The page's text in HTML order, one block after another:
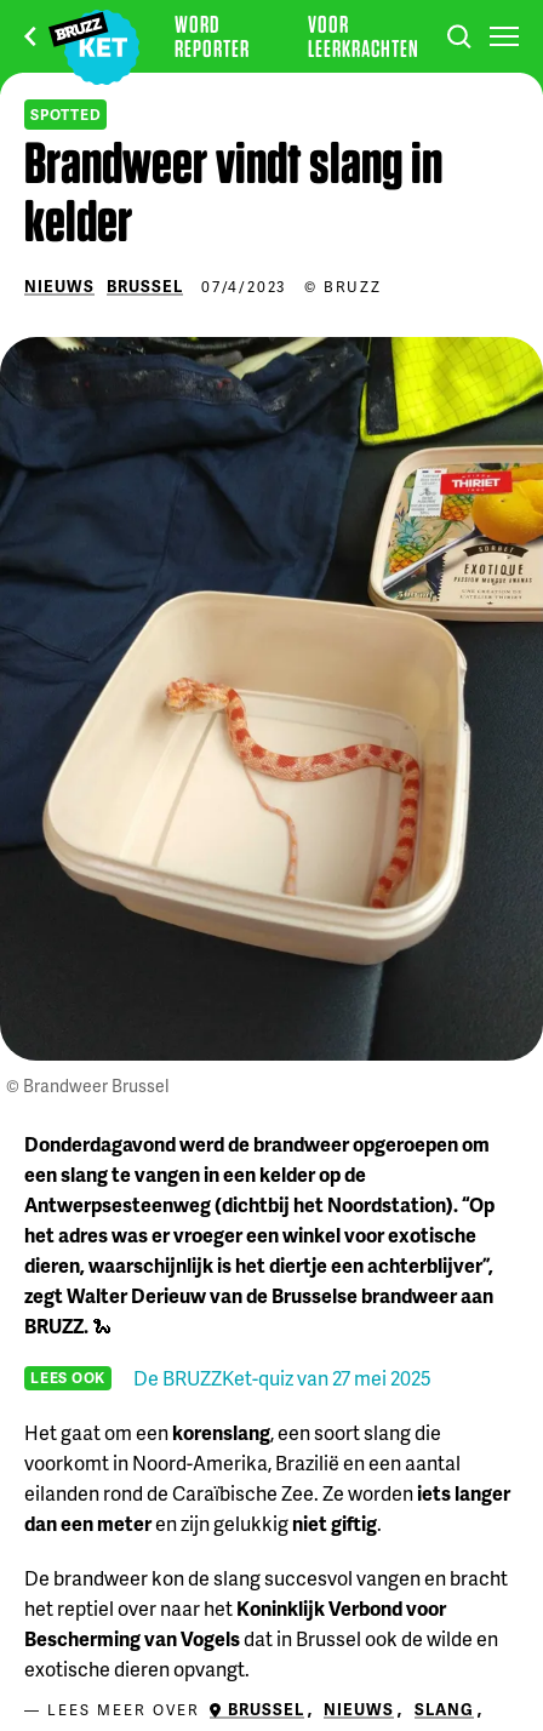
WORD
REPORTER
VOOR
LEERKRACHTEN
SPOTTED
Brandweer vindt slang in
kelder
NIEUWS BRUSSEL 07/4/2023 © BRUZZ
© Brandweer Brussel
Donderdagavond werd de brandweer opgeroepen om
een slang te vangen in een kelder op de
Antwerpsesteenweg (dichtbij het Noordstation). “Op
het adres was er vroeger een winkel voor exotische
dieren, waarschijnlijk is het diertje een achterblijver”,
zegt Walter Derieuw van de Brusselse brandweer aan
BRUZZ.🐍
LEES OOK
De BRUZZKet-quiz van 27 mei 2025
Het gaat om eenkorenslang, een soort slang die
voorkomt in Noord-Amerika, Brazilië en een aantal
eilanden rond de Caraïbische Zee. Ze wordeniets langer
dan een meteren zijn gelukkigniet giftig.
De brandweer kon de slang succesvol vangen en bracht
het reptiel over naar hetKoninklijk Verbond voor
Bescherming van Vogelsdat in Brussel ook de wilde en
exotische dieren opvangt.
LEES MEER OVER BRUSSEL , NIEUWS , SLANG ,